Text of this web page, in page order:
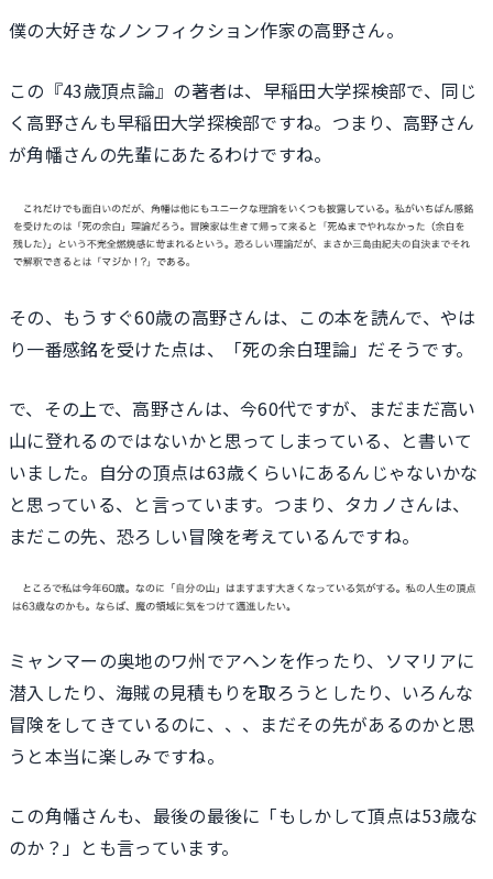
僕の大好きなノンフィクション作家の高野さん。
この『43歳頂点論』の著者は、早稲田大学探検部で、同じ
く高野さんも早稲田大学探検部ですね。つまり、高野さん
が角幡さんの先輩にあたるわけですね。
その、もうすぐ60歳の高野さんは、この本を読んで、やは
り一番感銘を受けた点は、「死の余白理論」だそうです。
で、その上で、高野さんは、今60代ですが、まだまだ高い
山に登れるのではないかと思ってしまっている、と書いて
いました。自分の頂点は63歳くらいにあるんじゃないかな
と思っている、と言っています。つまり、タカノさんは、
まだこの先、恐ろしい冒険を考えているんですね。
ミャンマーの奥地のワ州でアヘンを作ったり、ソマリアに
潜入したり、海賊の見積もりを取ろうとしたり、いろんな
冒険をしてきているのに、、、まだその先があるのかと思
うと本当に楽しみですね。
この角幡さんも、最後の最後に「もしかして頂点は53歳な
のか？」とも言っています。